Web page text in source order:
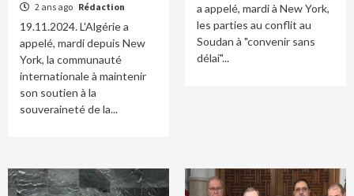
2 ans ago Rédaction
19.11.2024. L'Algérie a
appelé, mardi depuis New
York, la communauté
internationale à maintenir
son soutien à la
souveraineté de la...
a appelé, mardi à New York,
les parties au conflit au
Soudan à "convenir sans
délai"...